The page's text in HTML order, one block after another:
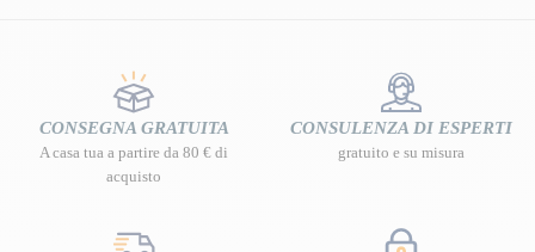
CONSEGNA GRATUITA
A casa tua a partire da 80 € di
acquisto
CONSULENZA DI ESPERTI
gratuito e su misura